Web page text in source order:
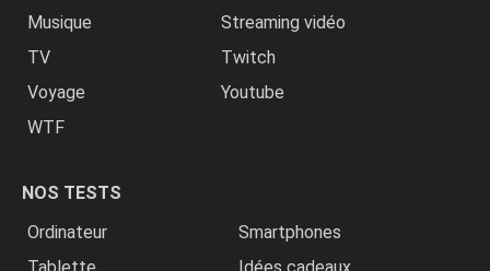
Musique
Streaming vidéo
TV
Twitch
Voyage
Youtube
WTF
NOS TESTS
Ordinateur
Smartphones